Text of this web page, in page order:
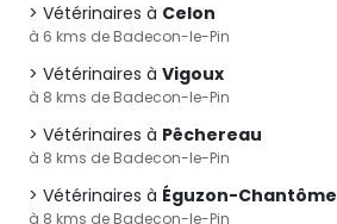
Vétérinaires à Celon
à 6 kms de Badecon-le-Pin
Vétérinaires à Vigoux
à 8 kms de Badecon-le-Pin
Vétérinaires à Pêchereau
à 8 kms de Badecon-le-Pin
Vétérinaires à Éguzon-Chantôme
à 8 kms de Badecon-le-Pin